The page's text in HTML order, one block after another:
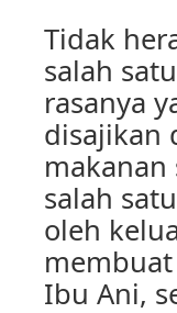
Tidak
salah
rasanya
disajikan
makanan
salah
oleh
Ibu Ani,